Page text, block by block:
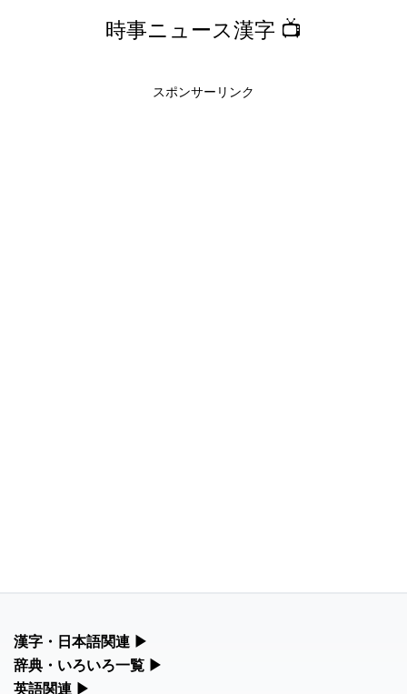
時事ニュース漢字 📺
スポンサーリンク
漢字・日本語関連 ▶
漢字の読み方検索、手書き入力、書き順練習など、日本語学習に
辞典・いろいろ一覧 ▶
部首・画数別の漢字一覧、熟語辞典、地名・駅名検索など、各種
英語関連 ▶